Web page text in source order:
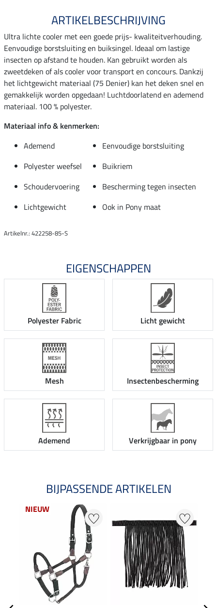
ARTIKELBESCHRIJVING
Ultra lichte cooler met een goede prijs- kwaliteitverhouding.
Eenvoudige borstsluiting en buiksingel. Ideaal om lastige
insecten op afstand te houden. Kan gebruikt worden als
zweetdeken of als cooler voor transport en concours. Dankzij
het lichtgewicht materiaal (75 Denier) kan het deken snel en
gemakkelijk worden opgedaan! Luchtdoorlatend en ademend
materiaal. 100 % polyester.
Materiaal info & kenmerken:
Ademend
Eenvoudige borstsluiting
Polyester weefsel
Buikriem
Schoudervoering
Bescherming tegen insecten
Lichtgewicht
Ook in Pony maat
Artikelnr.: 422258-85-S
EIGENSCHAPPEN
Polyester Fabric Licht gewicht
Mesh Insectenbescherming
Ademend Verkrijgbaar in pony
BIJPASSENDE ARTIKELEN
NIEUW